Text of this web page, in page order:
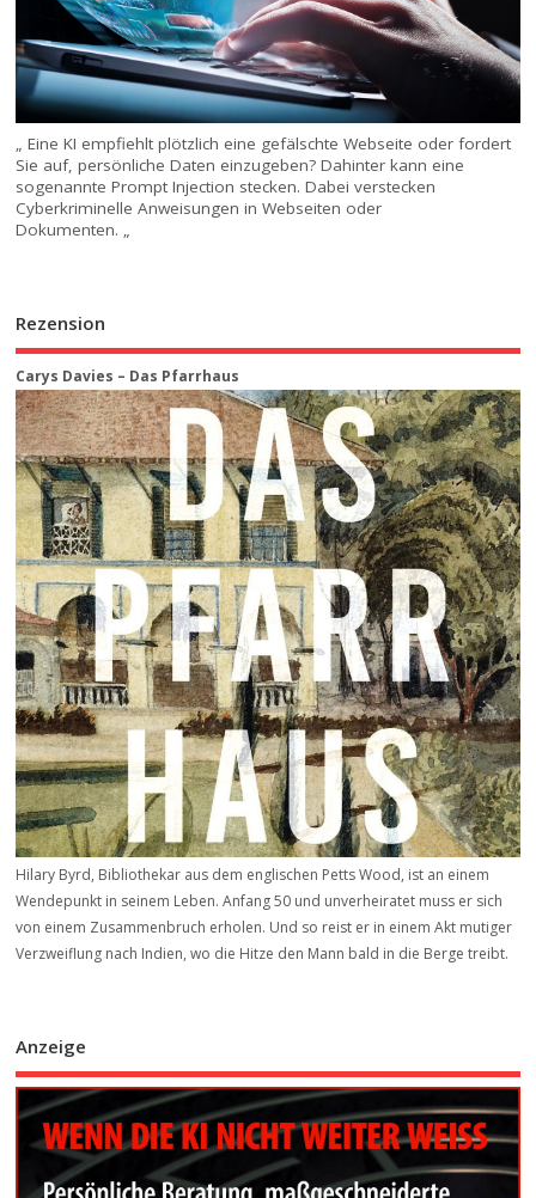
„ Eine KI empfiehlt plötzlich eine gefälschte Webseite oder fordert
Sie auf, persönliche Daten einzugeben? Dahinter kann eine
sogenannte Prompt Injection stecken. Dabei verstecken
Cyberkriminelle Anweisungen in Webseiten oder
Dokumenten. „
Rezension
Carys Davies – Das Pfarrhaus
Hilary Byrd, Bibliothekar aus dem englischen Petts Wood, ist an einem
Wendepunkt in seinem Leben. Anfang 50 und unverheiratet muss er sich
von einem Zusammenbruch erholen. Und so reist er in einem Akt mutiger
Verzweiflung nach Indien, wo die Hitze den Mann bald in die Berge treibt.
Anzeige